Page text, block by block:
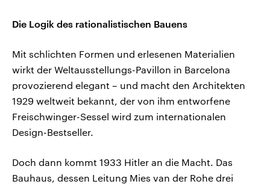
Die Logik des rationalistischen Bauens
Mit schlichten Formen und erlesenen Materialien
wirkt der Weltausstellungs-Pavillon in Barcelona
provozierend elegant – und macht den Architekten
1929 weltweit bekannt, der von ihm entworfene
Freischwinger-Sessel wird zum internationalen
Design-Bestseller.
Doch dann kommt 1933 Hitler an die Macht. Das
Bauhaus, dessen Leitung Mies van der Rohe drei